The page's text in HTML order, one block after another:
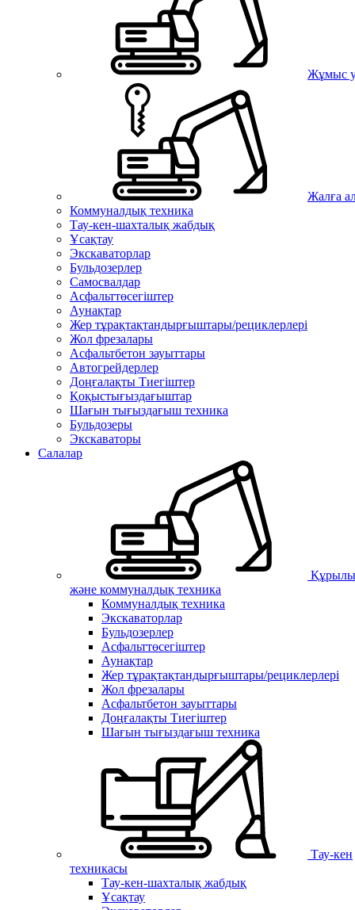
Жұмыс
Жалға
Коммуналдық техника
Тау-кен-шахталық жабдық
Ұсақтау
Экскаваторлар
Бульдозерлер
Самосвалдар
Асфальттөсегіштер
Аунақтар
Жер тұрақтақтандырғыштары/рециклерлері
Жол фрезалары
Асфальтбетон зауыттары
Автогрейдерлер
Доңғалақты Тиегіштер
Қоқыстығыздағыштар
Шағын тығыздағыш техника
Бульдозеры
Экскаваторы
Салалар
және коммуналдық техника
Коммуналдық техника
Экскаваторлар
Бульдозерлер
Асфальттөсегіштер
Аунақтар
Жер тұрақтақтандырғыштары/рециклерлері
Жол фрезалары
Асфальтбетон зауыттары
Доңғалақты Тиегіштер
Шағын тығыздағыш техника
Тау-кен
техникасы
Тау-кен-шахталық жабдық
Ұсақтау